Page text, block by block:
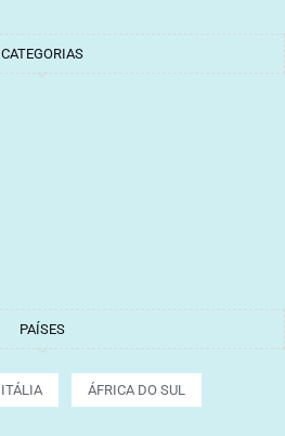
CATEGORIAS
PAÍSES
ITÁLIA ÁFRICA DO SUL